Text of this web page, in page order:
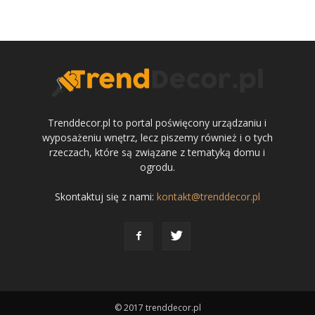
Trenddecor.pl to portal poświęcony urządzaniu i
wyposażeniu wnętrz, lecz piszemy również i o tych
rzeczach, które są związane z tematyką domu i
ogrodu.
Skontaktuj się z nami: kontakt@trenddecor.pl
© 2017 trenddecor.pl